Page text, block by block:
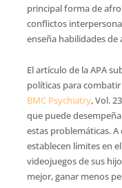
principal forma de
conflictos
enseña habilidades
El artículo de la APA
políticas para
BMC Psychiatry, Vol.
que puede
estas problemáticas.
establecen límites en
videojuegos de sus
mejor, ganar menos